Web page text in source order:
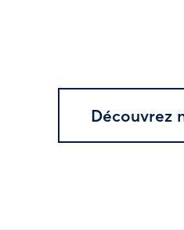
Découvrez